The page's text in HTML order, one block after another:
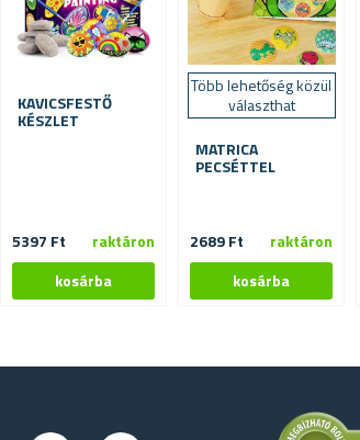
KAVICSFESTŐ
KÉSZLET
5397 Ft raktáron
Több lehetőség közül
választhat
MATRICA
PECSÉTTEL
2689 Ft raktáron